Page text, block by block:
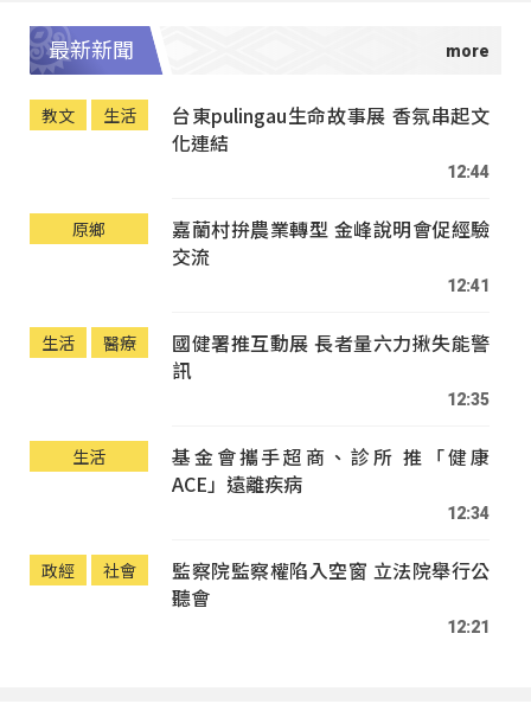
最新新聞
教文 生活
台東pulingau生命故事展 香氛串起文
化連結
12:44
原鄉
嘉蘭村拚農業轉型 金峰說明會促經驗
交流
12:41
生活 醫療
國健署推互動展 長者量六力揪失能警
訊
12:35
生活
基金會攜手超商、診所 推「健康
ACE」遠離疾病
12:34
政經 社會
監察院監察權陷入空窗 立法院舉行公
聽會
12:21